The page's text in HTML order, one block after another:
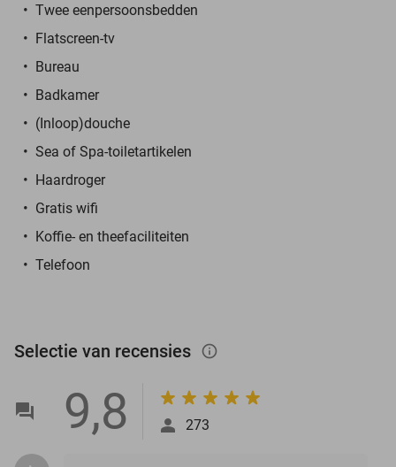
Twee eenpersoonsbedden
Flatscreen-tv
Bureau
Badkamer
(Inloop)douche
Sea of Spa-toiletartikelen
Haardroger
Gratis wifi
Koffie- en theefaciliteiten
Telefoon
Selectie van recensies info_outlined
9,8 273